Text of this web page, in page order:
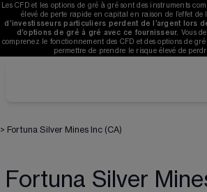
Les CFD et les options de gré à gré sont des instruments
élevé de perte rapide en capital en raison de l’effet de
d’investisseurs particuliers perdent de l’argent lors
d’options de gré à gré avec ce fournisseur. Vous
comprenez le fonctionnement des CFD et des options de
permettre de prendre le risque élevé de
> Fortuna Silver Mines Inc (CA)
Fortuna Silver